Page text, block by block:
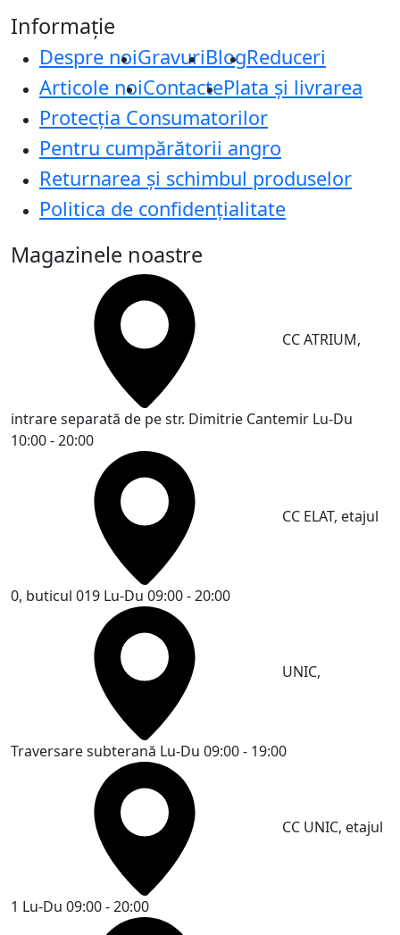
Informație
Despre noiGravuriBlogReduceri
Articole noiContactePlata și livrarea
Protecţia Consumatorilor
Pentru cumpărătorii angro
Returnarea și schimbul produselor
Politica de confidențialitate
Magazinele noastre
CC ATRIUM,
intrare separată de pe str. Dimitrie Cantemir Lu-Du
10:00 - 20:00
CC ELAT, etajul
0, buticul 019 Lu-Du 09:00 - 20:00
UNIC,
Traversare subterană Lu-Du 09:00 - 19:00
CC UNIC, etajul
1 Lu-Du 09:00 - 20:00